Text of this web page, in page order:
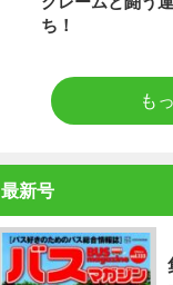
ち！
も
最新号